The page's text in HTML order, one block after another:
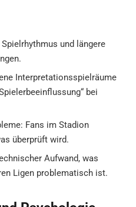
und längere
Interpretationsspielräume
bei
Fans im Stadion
überprüft wird.
Aufwand, was
Ligen problematisch ist.